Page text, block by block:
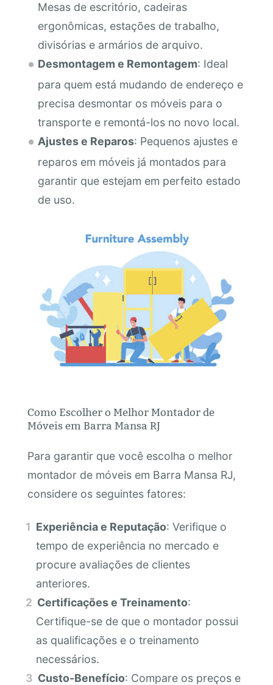
Mesas de escritório, cadeiras
ergonômicas, estações de trabalho,
divisórias e armários de arquivo.
Desmontagem e Remontagem: Ideal
para quem está mudando de endereço e
precisa desmontar os móveis para o
transporte e remontá-los no novo local.
Ajustes e Reparos: Pequenos ajustes e
reparos em móveis já montados para
garantir que estejam em perfeito estado
de uso.
Como Escolher o Melhor Montador de
Móveis em Barra Mansa RJ
Para garantir que você escolha o melhor
montador de móveis em Barra Mansa RJ,
considere os seguintes fatores:
Experiência e Reputação: Verifique o
tempo de experiência no mercado e
procure avaliações de clientes
anteriores.
Certificações e Treinamento:
Certifique-se de que o montador possui
as qualificações e o treinamento
necessários.
Custo-Benefício: Compare os preços e